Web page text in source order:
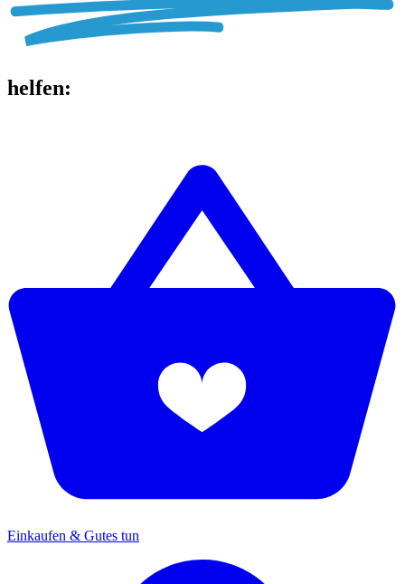
helfen:
Einkaufen & Gutes tun